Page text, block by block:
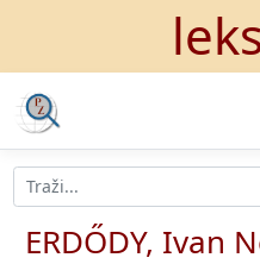
ERDŐDY, Ivan